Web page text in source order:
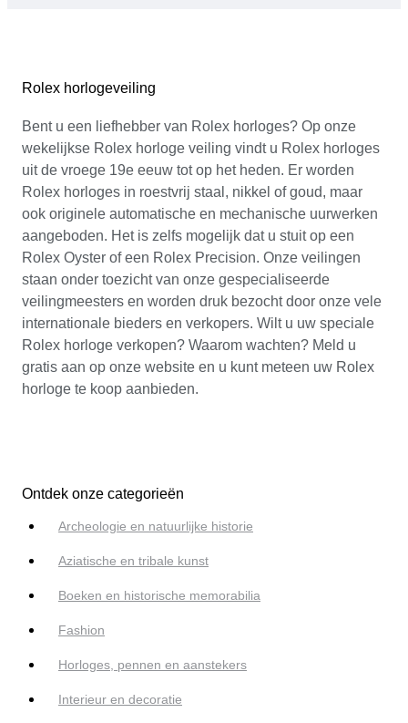
Rolex horlogeveiling
Bent u een liefhebber van Rolex horloges? Op onze
wekelijkse Rolex horloge veiling vindt u Rolex horloges
uit de vroege 19e eeuw tot op het heden. Er worden
Rolex horloges in roestvrij staal, nikkel of goud, maar
ook originele automatische en mechanische uurwerken
aangeboden. Het is zelfs mogelijk dat u stuit op een
Rolex Oyster of een Rolex Precision. Onze veilingen
staan ​​onder toezicht van onze gespecialiseerde
veilingmeesters en worden druk bezocht door onze vele
internationale bieders en verkopers. Wilt u uw speciale
Rolex horloge verkopen? Waarom wachten? Meld u
gratis aan op onze website en u kunt meteen uw Rolex
horloge te koop aanbieden.
Ontdek onze categorieën
Archeologie en natuurlijke historie
Aziatische en tribale kunst
Boeken en historische memorabilia
Fashion
Horloges, pennen en aanstekers
Interieur en decoratie